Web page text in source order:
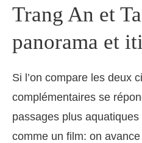
Trang An et
panorama et
Si l’on compare les deux
complémentaires se
passages plus
comme un film: on